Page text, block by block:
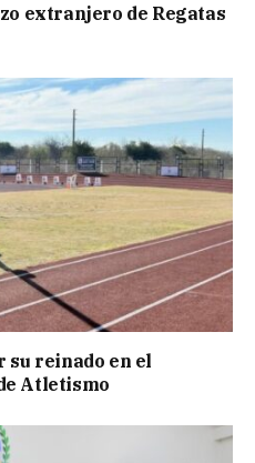
extranjero de Regatas
su reinado en el
Atletismo